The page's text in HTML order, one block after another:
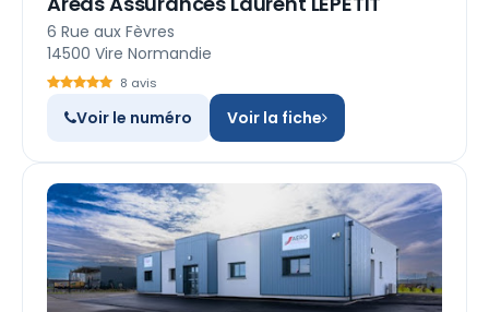
6 Rue aux Fèvres
14500 Vire Normandie
8 avis
Voir le numéro Voir la fiche